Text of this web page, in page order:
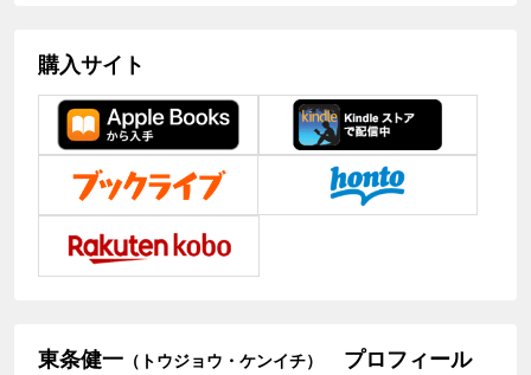
購入サイト
東条健一 （トウジョウ・ケンイチ） プロフィール